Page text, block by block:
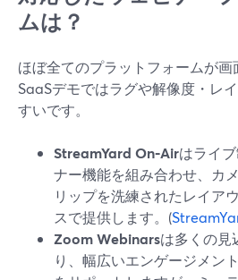
ムは？
ほぼ全てのプラットフォームが画
SaaSデモではラグや解像度・レ
すいです。
StreamYard On‑Airはライ
ナー機能を組み合わせ、カ
リップを洗練されたレイア
スで提供します。(
Zoom Webinarsは多くの見
り、幅広いエンゲージメン